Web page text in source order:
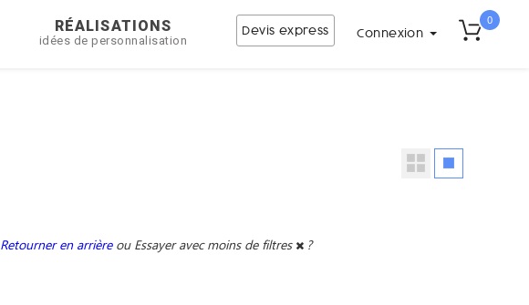
RÉALISATIONS
idées de personnalisation
Devis express Connexion
0
Retourner en arrière ou Essayer avec moins de filtres ?